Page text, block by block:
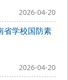
2026-04-20
省学校国防素
2026-04-20